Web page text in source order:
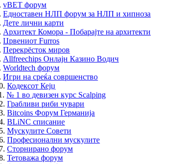
vBET форум
Едноставен НЛП форум за НЛП и хипноза
Дете лични карти
Архитект Комора - Побарајте на архитекти
Црвениот Furros
Перекрёсток миров
Allfreechips Онлајн Казино Водич
Worldtech форум
Игри на среќа совршенство
Кодексот Кејџ
№ 1 во девизен курс Scalping
Грабливи риби чувари
Bitcoins Форум Германија
BLiNC списание
Мускулите Совети
Професионални мускулите
Сторнирано форум
Тетоважа форум